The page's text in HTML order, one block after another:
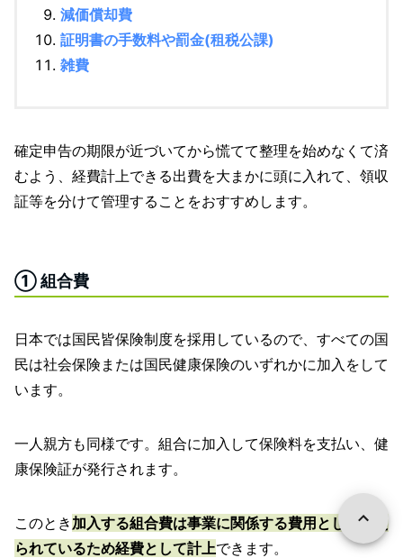
減価償却費
証明書の手数料や罰金(租税公課)
雑費
確定申告の期限が近づいてから慌てて整理を始めなくて済
むよう、経費計上できる出費を大まかに頭に入れて、領収
証等を分けて管理することをおすすめします。
① 組合費
日本では国民皆保険制度を採用しているので、すべての国
民は社会保険または国民健康保険のいずれかに加入をして
います。
一人親方も同様です。組合に加入して保険料を支払い、健
康保険証が発行されます。
このとき 加入する組合費は事業に関係する費用として考え
られているため経費として計上できます。